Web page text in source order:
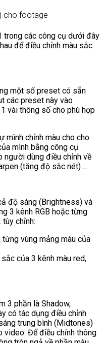
cho footage
trong các công cụ dưới đây
để điều chỉnh màu sắc
một số preset có sẵn
các preset này vào
vài thông số cho phù hợp
mình chỉnh màu cho cho
mình bằng công cụ
người dùng điều chỉnh về
(tăng độ sắc nét) …
độ sáng (Brightness) và
3 kênh RGB hoặc từng
chỉnh:
từng vùng mảng màu của
của 3 kênh màu red,
3 phần là Shadow,
có tác dụng điều chỉnh
trung bình (Midtones)
video. Để điều chỉnh thông